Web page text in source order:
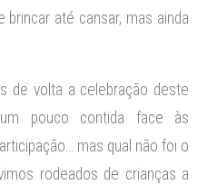
brincar até cansar, mas ainda
de volta a celebração deste
pouco contida face às
mas qual não foi o
rodeados de crianças a